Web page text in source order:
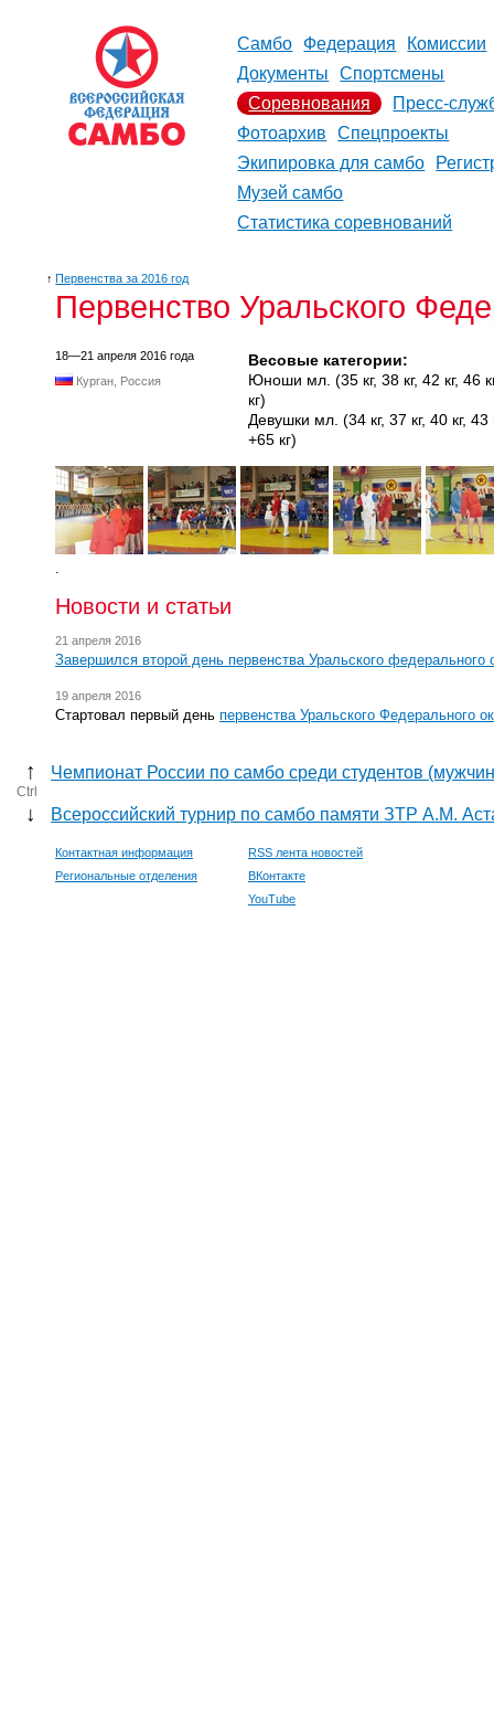
Самбо Федерация
Комиссии
Документы
Спортсмены
Соревнования
Пресс-
Фотоархив
Спецпроекты
Экипировка для самбо
Музей самбо
Статистика соревнований
↑ Первенства за 2016 год
Первенство Уральского
18—21 апреля 2016 года
Курган, Россия
Весовые категории:
Юноши мл. (35 кг, 38 кг, 42 кг, 46
кг)
Девушки мл. (34 кг, 37 кг, 40 кг, 43
+65 кг)
.
Новости и статьи
21 апреля 2016
Завершился второй день первенства Уральского федерального
19 апреля 2016
Стартовал первый день первенства Уральского Федерального
↑ Чемпионат России по самбо среди студентов
Ctrl
↓ Всероссийский турнир по самбо памяти ЗТР А.М.
Контактная информация
Региональные отделения
RSS лента новостей
ВКонтакте
YouTube